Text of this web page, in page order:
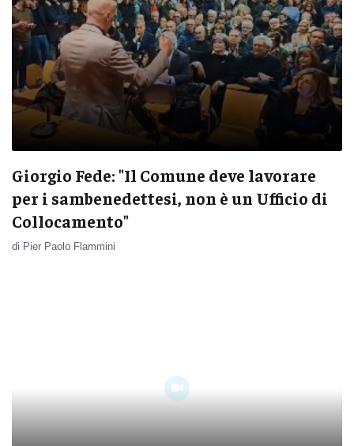
Giorgio Fede: "Il Comune deve lavorare
per i sambenedettesi, non è un Ufficio di
Collocamento"
di Pier Paolo Flammini